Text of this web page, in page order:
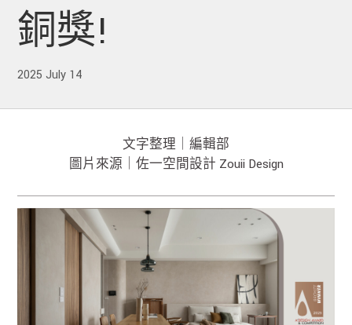
銅獎!
2025 July 14
文字整理｜編輯部
圖片來源｜佐一空間設計 Zouii Design